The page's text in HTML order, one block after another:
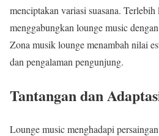
menciptakan variasi suasana.
menggabungkan lounge music
Zona musik lounge menambah nilai
dan pengalaman pengunjung.
Tantangan dan
Lounge music menghadapi